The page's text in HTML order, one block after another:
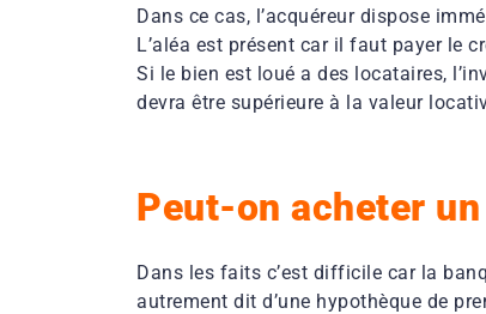
Dans ce cas, l’acquéreur dispose
L’aléa est présent car il faut payer le
Si le bien est loué a des locataires,
devra être supérieure à la valeur
Peut-on acheter
Dans les faits c’est difficile car la
autrement dit d’une hypothèque de